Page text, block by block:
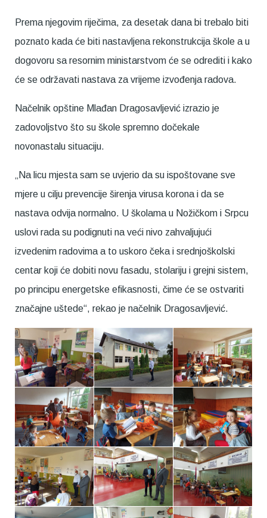
Prema njegovim riječima, za desetak dana bi trebalo biti
poznato kada će biti nastavljena rekonstrukcija škole a u
dogovoru sa resornim ministarstvom će se odrediti i kako
će se održavati nastava za vrijeme izvođenja radova.
Načelnik opštine Mlađan Dragosavljević izrazio je
zadovoljstvo što su škole spremno dočekale
novonastalu situaciju.
„Na licu mjesta sam se uvjerio da su ispoštovane sve
mjere u cilju prevencije širenja virusa korona i da se
nastava odvija normalno. U školama u Nožičkom i Srpcu
uslovi rada su podignuti na veći nivo zahvaljujući
izvedenim radovima a to uskoro čeka i srednjoškolski
centar koji će dobiti novu fasadu, stolariju i grejni sistem,
po principu energetske efikasnosti, čime će se ostvariti
značajne uštede“, rekao je načelnik Dragosavljević.